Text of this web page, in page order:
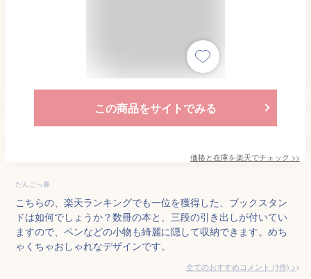
この商品をサイトでみる
価格と在庫を楽天でチェック >>
だんごっ鼻
こちらの、楽天ランキングでも一位を獲得した、ブックスタン
ドは如何でしょうか？数冊の本と、三段の引き出しが付いてい
ますので、ペンなどの小物も綺麗に隠して収納できます。めち
ゃくちゃおしゃれなデザインです。
全てのおすすめコメント (1件) >